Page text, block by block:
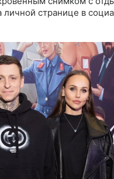
личной странице в